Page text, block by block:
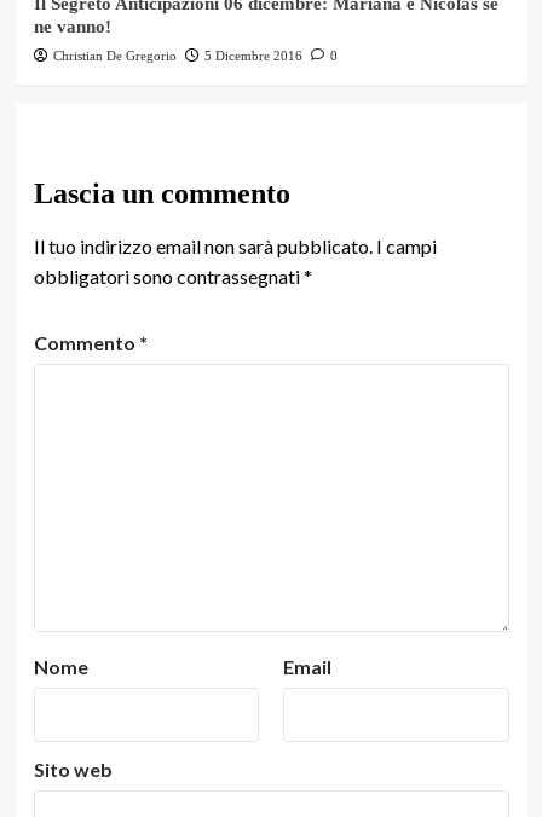
ne vanno!
Christian De Gregorio 5 Dicembre 2016 0
Lascia un commento
Il tuo indirizzo email non sarà pubblicato. I campi
obbligatori sono contrassegnati*
Commento *
Nome Email
Sito web